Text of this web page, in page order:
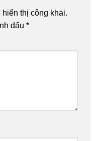
thị công khai.
dấu *